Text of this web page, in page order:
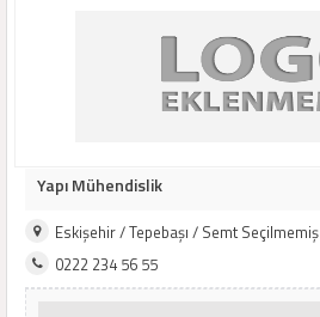
Yapı Mühendislik
Eskişehir / Tepebaşı / Semt Seçilmemiş
0222 234 56 55